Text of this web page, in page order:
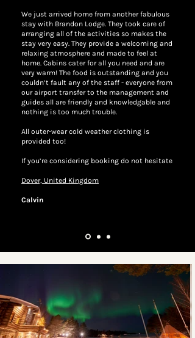
We just arrived home from another fabulous
stay with Brandon Lodge. They took care of
arranging all of the activities so makes the
stay very easy. They provide a welcoming and
relaxing atmosphere and made to feel at
home. Cabins cater for all you need and are
very warm! The food is outstanding and you
couldn’t fault any of the staff - everyone from
our airport transfer to the management and
guides all are friendly and knowledgable and
nothing is too much trouble.
All outer-wear cold weather clothing is
provided too!
If you’re considering booking do not hesitate
Dover, United Kingdom
Calvin